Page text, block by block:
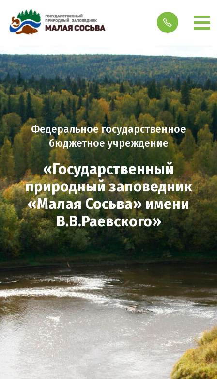
Федеральное государственное
бюджетное учреждение
«Государственный
природный заповедник
«Малая Сосьва» имени
В.В.Раевского»